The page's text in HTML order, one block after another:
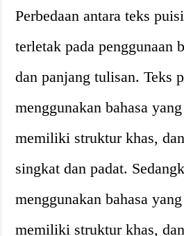
Perbedaan antara teks
terletak pada penggunaan
dan panjang tulisan. Teks
menggunakan bahasa
memiliki struktur khas,
singkat dan padat.
menggunakan bahasa
memiliki struktur khas,